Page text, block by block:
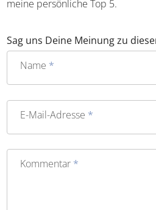
meine persönliche Top 5.
Sag uns Deine Meinung zu
Name *
E-Mail-Adresse *
Kommentar *